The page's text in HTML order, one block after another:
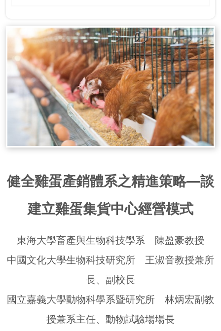
健全雞蛋產銷體系之精進策略—談
建立雞蛋集貨中心經營模式
東海大學畜產與生物科技學系 陳盈豪教授
中國文化大學生物科技研究所 王淑音教授兼所
長、副校長
國立嘉義大學動物科學系暨研究所 林炳宏副教
授兼系主任、動物試驗場場長